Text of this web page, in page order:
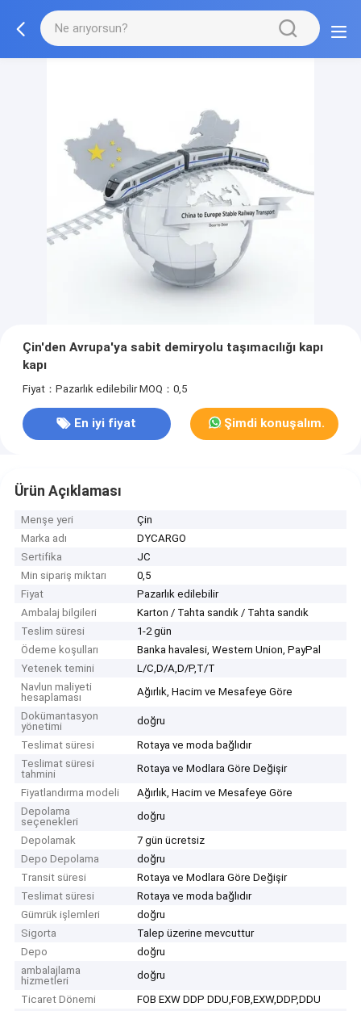
Çin'den Avrupa'ya sabit demiryolu taşımacılığı kapı
kapı
Fiyat：Pazarlık edilebilir MOQ：0,5
En iyi fiyat Şimdi konuşalım.
Ürün Açıklaması
Menşe yeri
Çin
Marka adı
DYCARGO
Sertifika
JC
Min sipariş miktarı
0,5
Fiyat
Pazarlık edilebilir
Ambalaj bilgileri
Karton / Tahta sandık / Tahta sandık
Teslim süresi
1-2 gün
Ödeme koşulları
Banka havalesi, Western Union, PayPal
Yetenek temini
L/C,D/A,D/P,T/T
Navlun maliyeti
hesaplaması
Ağırlık, Hacim ve Mesafeye Göre
Dokümantasyon
yönetimi
doğru
Teslimat süresi
Rotaya ve moda bağlıdır
Teslimat süresi
tahmini
Rotaya ve Modlara Göre Değişir
Fiyatlandırma modeli
Ağırlık, Hacim ve Mesafeye Göre
Depolama
seçenekleri
doğru
Depolamak
7 gün ücretsiz
Depo Depolama
doğru
Transit süresi
Rotaya ve Modlara Göre Değişir
Teslimat süresi
Rotaya ve moda bağlıdır
Gümrük işlemleri
doğru
Sigorta
Talep üzerine mevcuttur
Depo
doğru
ambalajlama
hizmetleri
doğru
Ticaret Dönemi
FOB EXW DDP DDU,FOB,EXW,DDP,DDU